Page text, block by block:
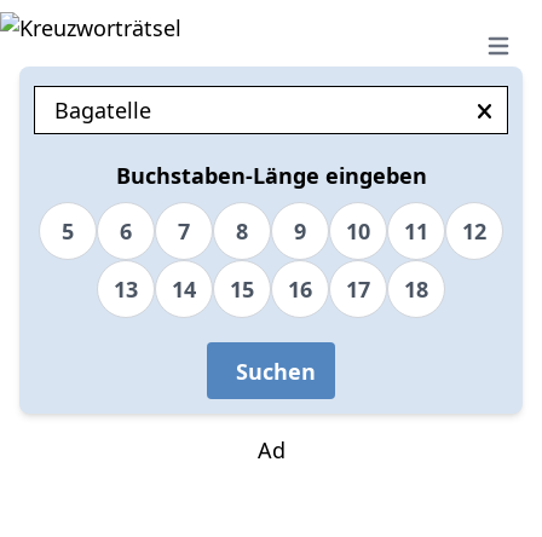
Open
Buchstaben-Länge eingeben
5
6 7 8 9 10 11
12
13
14 15 16 17 18
Suchen
Ad